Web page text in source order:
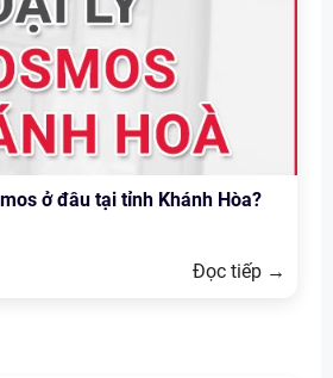
ở đâu tại tỉnh Khánh Hòa?
Đọc tiếp →